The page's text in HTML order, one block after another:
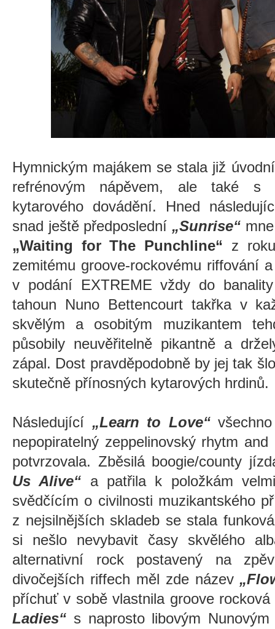
Hymnickým majákem se stala již
refrénovým nápěvem, ale také s
kytarového dovádění. Hned
snad ještě předposlední „Sunrise“
„Waiting for The Punchline“ z
zemitému groove-rockovému riffování
v podání EXTREME vždy do
tahoun Nuno Bettencourt takřka v
skvělým a osobitým muzikantem
působily neuvěřitelně pikantně a
zápal. Dost pravděpodobně by jej tak
skutečně přínosných kytarových hrdinů.
Následující „Learn to Love“všechno
nepopiratelný zeppelinovský rhytm
potvrzovala. Zběsilá boogie/county
Us Alive“ a patřila k položkám
svědčícím o civilnosti muzikantského
z nejsilnějších skladeb se stala
si nešlo nevybavit časy skvělého
alternativní rock postavený na
divočejších riffech měl zde název
příchuť v sobě vlastnila groove
Ladies“ s naprosto libovým